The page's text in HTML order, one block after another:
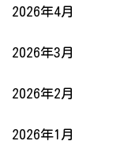
2026年4月
2026年3月
2026年2月
2026年1月